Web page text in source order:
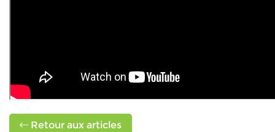
Retour aux articles